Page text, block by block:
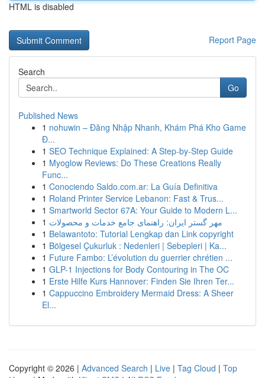
HTML is disabled
Report Page
Search
Go
Published News
1 nohuwin – Đăng Nhập Nhanh, Khám Phá Kho Game
Đ...
1 SEO Technique Explained: A Step-by-Step Guide
1 Myoglow Reviews: Do These Creations Really
Func...
1 Conociendo Saldo.com.ar: La Guía Definitiva
1 Roland Printer Service Lebanon: Fast & Trus...
1 Smartworld Sector 67A: Your Guide to Modern L...
1 مهر گستر ایران: راهنمای جامع خدمات و محصولات
1 Belawantoto: Tutorial Lengkap dan Link copyright
1 Bölgesel Çukurluk : Nedenleri | Sebepleri | Ka...
1 Future Fambo: L’évolution du guerrier chrétien ...
1 GLP-1 Injections for Body Contouring in The OC
1 Erste Hilfe Kurs Hannover: Finden Sie Ihren Ter...
1 Cappuccino Embroidery Mermaid Dress: A Sheer
El...
Copyright © 2026 | Advanced Search | Live | Tag Cloud | Top